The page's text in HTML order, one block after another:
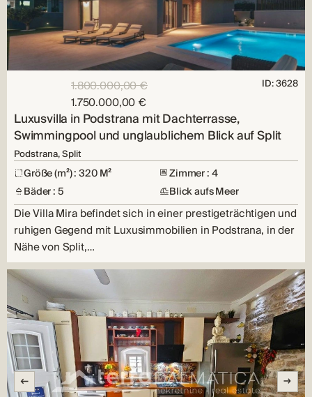
1.800.000,00 €
1.750.000,00 €
ID: 3628
Luxusvilla in Podstrana mit Dachterrasse,
Swimmingpool und unglaublichem Blick auf Split
Podstrana, Split
Größe (m²) : 320 M²
Zimmer : 4
Bäder : 5
Blick aufs Meer
Die Villa Mira befindet sich in einer prestigeträchtigen und
ruhigen Gegend mit Luxusimmobilien in Podstrana, in der
Nähe von Split,…